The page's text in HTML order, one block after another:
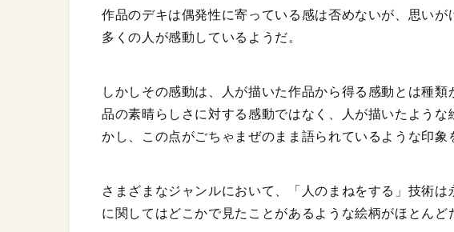
作品のデキは偶発性に寄っている感は否めないが、思いが
多くの人が感動しているようだ。
しかしその感動は、人が描いた作品から得る感動とは種
品の素晴らしさに対する感動ではなく、人が描いたよう
かし、この点がごちゃまぜのまま語られているような印象
さまざまなジャンルにおいて、「人のまねをする」技術
に関してはどこかで見たことがあるような絵柄がほとんど